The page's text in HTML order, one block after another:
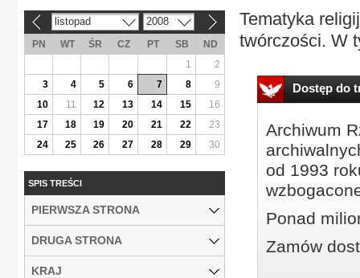
Tematyka
twórczości. W
Dostęp do
Archiwum
od 1993
Ponad
Zamów
listopad 2008
PN WT ŚR CZ PT SB
ND
1
2
3
4 5 6 7 8
9
10
11 12 13 14 15
16
17
18 19 20 21 22
23
24
25 26 27 28 29 30
SPIS TREŚCI
PIERWSZA STRONA
DRUGA STRONA
KRAJ